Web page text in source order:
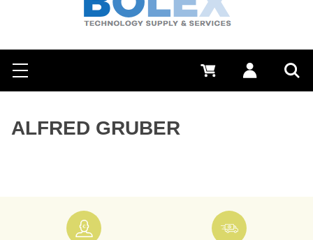
Hľadať
Menu Prihlásiť sa
0 €
ALFRED GRUBER